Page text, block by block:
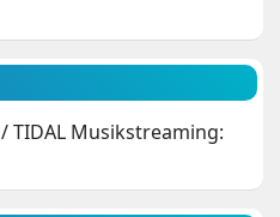
/TIDAL Musikstreaming: